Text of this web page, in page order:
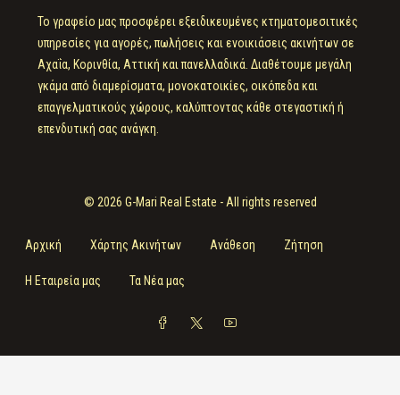
Το γραφείο μας προσφέρει εξειδικευμένες κτηματομεσιτικές
υπηρεσίες για αγορές, πωλήσεις και ενοικιάσεις ακινήτων σε
Αχαΐα, Κορινθία, Αττική και πανελλαδικά. Διαθέτουμε μεγάλη
γκάμα από διαμερίσματα, μονοκατοικίες, οικόπεδα και
επαγγελματικούς χώρους, καλύπτοντας κάθε στεγαστική ή
επενδυτική σας ανάγκη.
© 2026 G-Mari Real Estate - All rights reserved
Αρχική Χάρτης Ακινήτων Ανάθεση Ζήτηση
Η Εταιρεία μας Τα Νέα μας